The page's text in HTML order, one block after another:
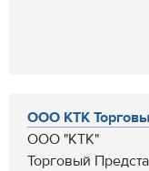
ООО КТК
ООО "КТК"
Торговый